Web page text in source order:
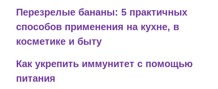
Перезрелые бананы: 5 практичных
способов применения на кухне, в
косметике и быту
Как укрепить иммунитет с помощью
питания